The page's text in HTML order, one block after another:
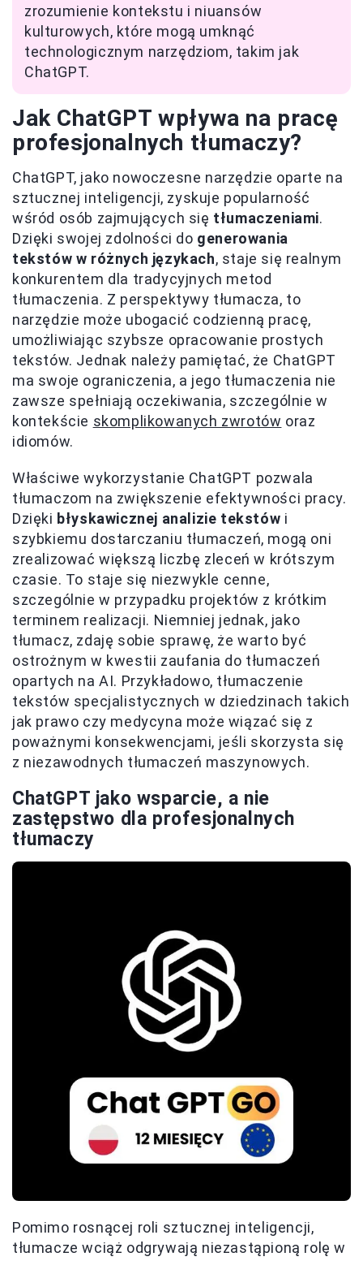
zrozumienie kontekstu i niuansów
kulturowych, które mogą umknąć
technologicznym narzędziom, takim jak
ChatGPT.
Jak ChatGPT wpływa na pracę
profesjonalnych tłumaczy?
ChatGPT, jako nowoczesne narzędzie oparte na
sztucznej inteligencji, zyskuje popularność
wśród osób zajmujących się tłumaczeniami.
Dzięki swojej zdolności do generowania
tekstów w różnych językach, staje się realnym
konkurentem dla tradycyjnych metod
tłumaczenia. Z perspektywy tłumacza, to
narzędzie może ubogacić codzienną pracę,
umożliwiając szybsze opracowanie prostych
tekstów. Jednak należy pamiętać, że ChatGPT
ma swoje ograniczenia, a jego tłumaczenia nie
zawsze spełniają oczekiwania, szczególnie w
kontekście skomplikowanych zwrotów oraz
idiomów.
Właściwe wykorzystanie ChatGPT pozwala
tłumaczom na zwiększenie efektywności pracy.
Dzięki błyskawicznej analizie tekstów i
szybkiemu dostarczaniu tłumaczeń, mogą oni
zrealizować większą liczbę zleceń w krótszym
czasie. To staje się niezwykle cenne,
szczególnie w przypadku projektów z krótkim
terminem realizacji. Niemniej jednak, jako
tłumacz, zdaję sobie sprawę, że warto być
ostrożnym w kwestii zaufania do tłumaczeń
opartych na AI. Przykładowo, tłumaczenie
tekstów specjalistycznych w dziedzinach takich
jak prawo czy medycyna może wiązać się z
poważnymi konsekwencjami, jeśli skorzysta się
z niezawodnych tłumaczeń maszynowych.
ChatGPT jako wsparcie, a nie
zastępstwo dla profesjonalnych
tłumaczy
Pomimo rosnącej roli sztucznej inteligencji,
tłumacze wciąż odgrywają niezastąpioną rolę w